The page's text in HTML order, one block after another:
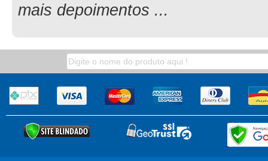
mais depoimentos ...